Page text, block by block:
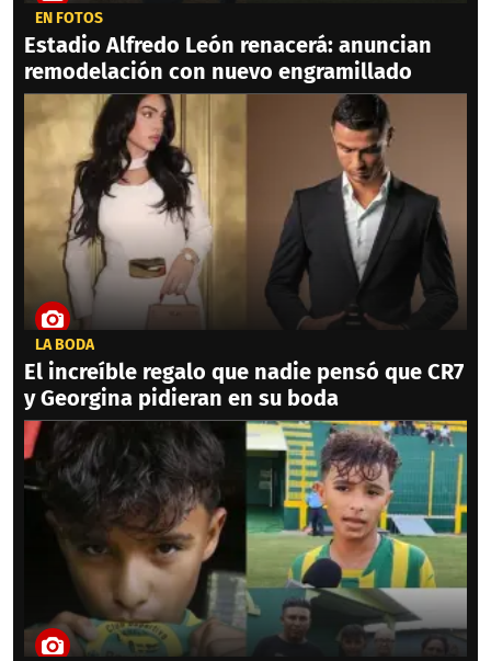
EN FOTOS
Estadio Alfredo León renacerá: anuncian
remodelación con nuevo engramillado
LA BODA
El increíble regalo que nadie pensó que CR7
y Georgina pidieran en su boda